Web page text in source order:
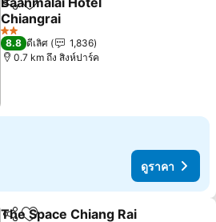
แชร์ เพิ่มในรายการโปรด
Chiangrai
ดูราคา
2 ดาว
8.8 ดีเลิศ
1,836
0.7 km ถึง สิงห์ปาร์ค
ดูราคา
The Space Chiang Rai